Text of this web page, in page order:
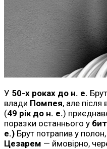
У 50-х роках до н. е.
влади Помпея, але після
(49 рік до н. е.)
поразки останнього у
е.) Брут потрапив у
Цезарем — ймовірно,